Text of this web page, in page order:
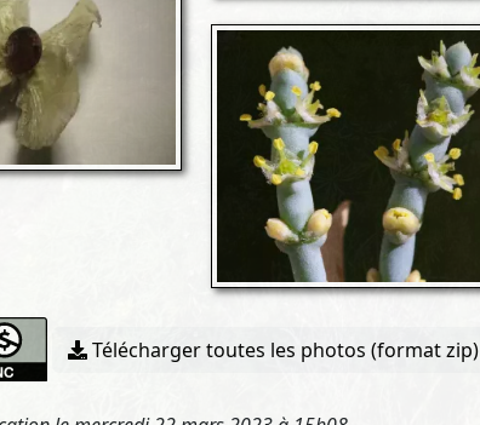
Télécharger toutes les photos (format zip)